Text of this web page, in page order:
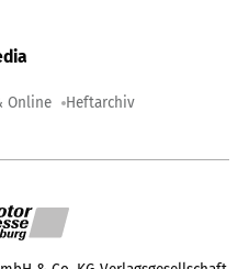
Online Heftarchiv